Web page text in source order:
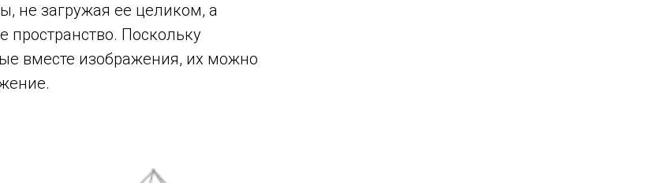
не загружая ее целиком, а
пространство. Поскольку
вместе изображения, их можно